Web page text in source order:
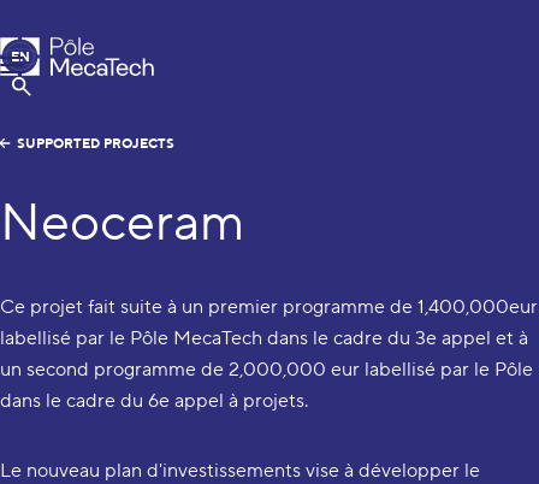
MecaTech
Menu
Show Search
EN
FR
SUPPORTED PROJECTS
Neoceram
Ce projet fait suite à un premier programme de 1,400,000eur
labellisé par le Pôle MecaTech dans le cadre du 3e appel et à
un second programme de 2,000,000 eur labellisé par le Pôle
dans le cadre du 6e appel à projets.
Le nouveau plan d'investissements vise à développer le